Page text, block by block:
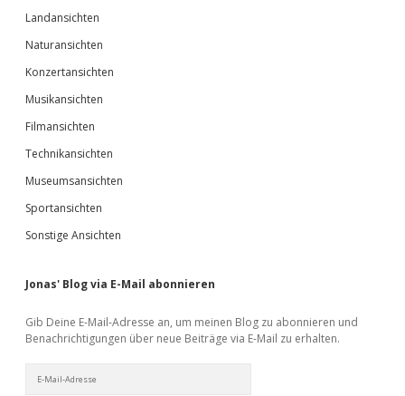
Landansichten
Naturansichten
Konzertansichten
Musikansichten
Filmansichten
Technikansichten
Museumsansichten
Sportansichten
Sonstige Ansichten
Jonas' Blog via E-Mail abonnieren
Gib Deine E-Mail-Adresse an, um meinen Blog zu abonnieren und
Benachrichtigungen über neue Beiträge via E-Mail zu erhalten.
Mail-